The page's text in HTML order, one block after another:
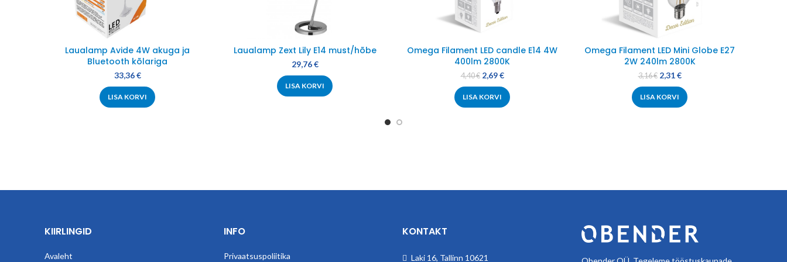
Laualamp Avide 4W akuga ja
Bluetooth kõlariga
33,36€
LISA KORVI
Laualamp Zext Lily E14 must/hõbe
29,76€
LISA KORVI
Omega Filament LED candle E14 4W
400lm 2800K
4,40€ 2,69€
LISA KORVI
Omega Filament LED Mini Globe E27
2W 240lm 2800K
3,16€ 2,31€
LISA KORVI
KIIRLINGID
Avaleht
INFO
Privaatsuspoliitika
KONTAKT
Laki 16, Tallinn 10621